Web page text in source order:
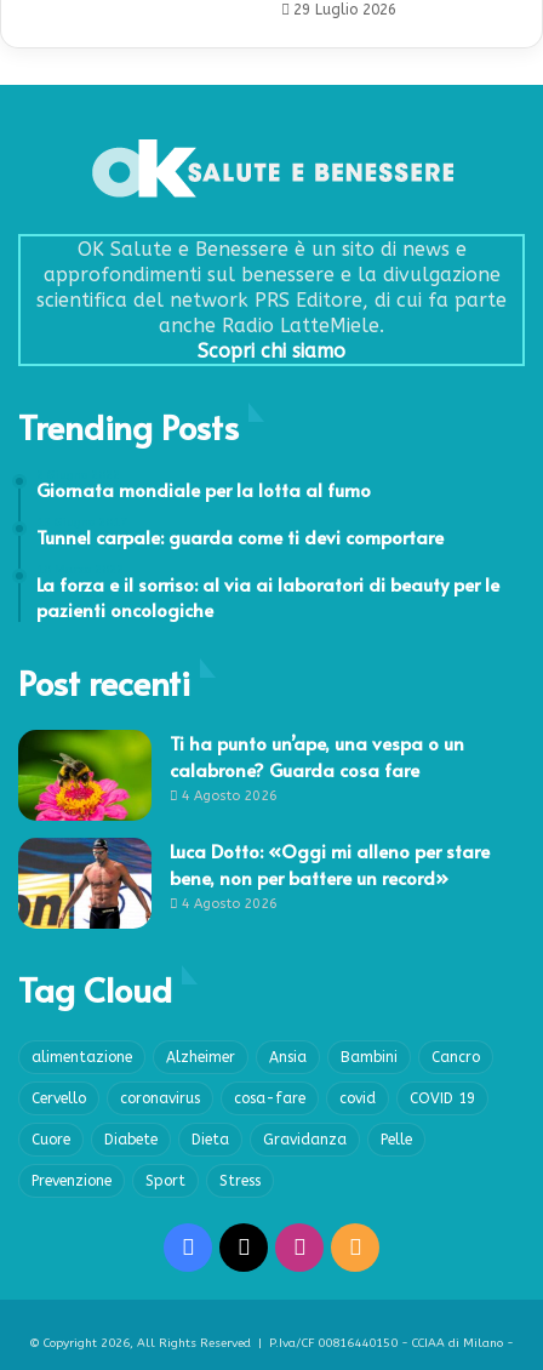
29 Luglio 2026
OK Salute e Benessere è un sito di news e
approfondimenti sul benessere e la divulgazione
scientifica del network PRS Editore, di cui fa parte
anche Radio LatteMiele.
Scopri chi siamo
Trending Posts
Giornata mondiale per la lotta al fumo
Tunnel carpale: guarda come ti devi comportare
La forza e il sorriso: al via ai laboratori di beauty per le
pazienti oncologiche
Post recenti
Ti ha punto un’ape, una vespa o un
calabrone? Guarda cosa fare
4 Agosto 2026
Luca Dotto: «Oggi mi alleno per stare
bene, non per battere un record»
4 Agosto 2026
Tag Cloud
alimentazione Alzheimer Ansia Bambini Cancro
Cervello coronavirus cosa-fare covid COVID 19
Cuore Diabete Dieta Gravidanza Pelle
Prevenzione Sport Stress
Facebook Instagram
RSS
© Copyright 2026, All Rights Reserved | P.Iva/CF 00816440150 - CCIAA di Milano -